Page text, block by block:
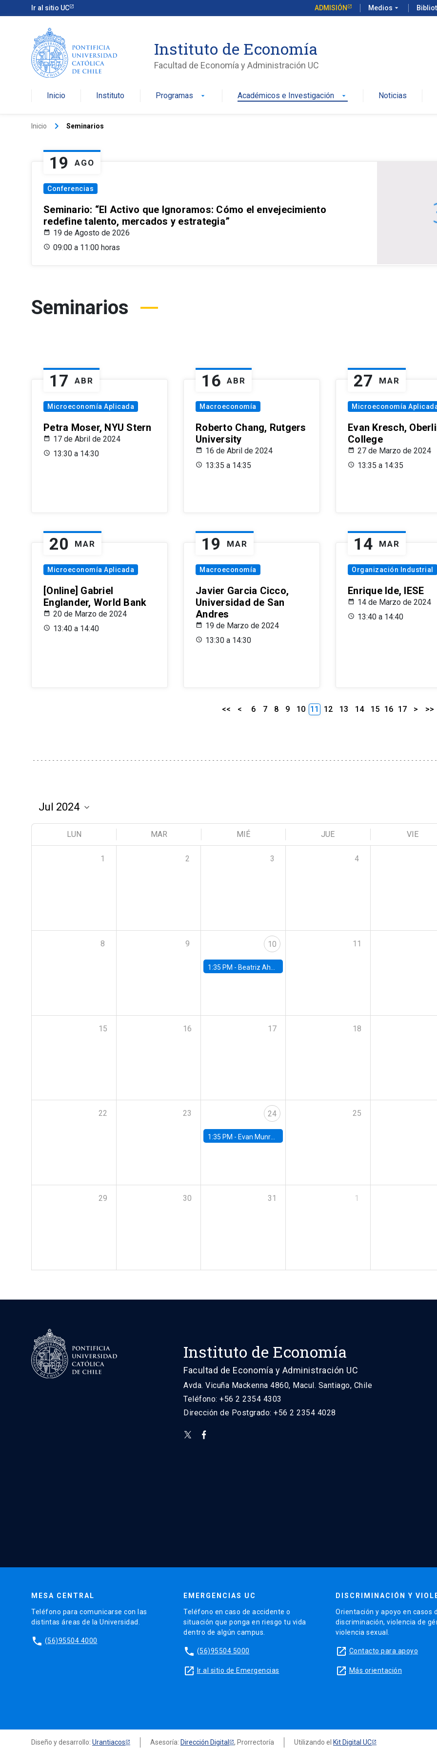
Ir al sitio UC ADMISIÓN Medios arrow_drop_down
Instituto de Economía
Facultad de Economía y Administración UC
Inicio Instituto Programas arrow_drop_down Académicos e Investigación arrow_drop_down Noticias
Inicio keyboard_arrow_right Seminarios
19 AGO
Conferencias
Seminario: “El Activo que Ignoramos: Cómo el envejecimiento
redefine talento, mercados y estrategia”
19 de Agosto de 2026
09:00 a 11:00 horas
Seminarios
17 ABR
Microeconomía Aplicada
Petra Moser, NYU Stern
17 de Abril de 2024
13:30 a 14:30
16 ABR
Macroeconomía
Roberto Chang, Rutgers
University
16 de Abril de 2024
13:35 a 14:35
27 MAR
Microeconomía
Evan Kresch,
College
27 de Marzo de 2024
13:35 a 14:35
20 MAR
Microeconomía Aplicada
[Online] Gabriel
Englander, World Bank
20 de Marzo de 2024
13:40 a 14:40
19 MAR
Macroeconomía
Javier Garcia Cicco,
Universidad de San
Andres
19 de Marzo de 2024
13:30 a 14:30
14 MAR
Organización Industrial
Enrique Ide, IESE
14 de Marzo de 2024
13:40 a 14:40
<< < 6 7 8 9 10 11 12 13 14 15 16 17 > >>
LUN MAR MIÉ JUE VIE
1 2 3 4
8 9 10
1:35 PM - Beatriz Ahumada, PhD candidate, Universidad de Pittsburgh
11
15 16 17 18
22 23 24
1:35 PM - Evan Munro, Neyman Visiting Assistant Professor in the Department of Statistics at UC Berkeley
25
29 30 31 1
Instituto de Economía
Facultad de Economía y Administración UC
Avda. Vicuña Mackenna 4860, Macul. Santiago, Chile
Teléfono: +56 2 2354 4303
Dirección de Postgrado: +56 2 2354 4028
MESA CENTRAL
Teléfono para comunicarse con las
distintas áreas de la Universidad.
phone (56)95504 4000
EMERGENCIAS UC
Teléfono en caso de accidente o
situación que ponga en riesgo tu vida
dentro de algún campus.
phone (56)95504 5000
launch Ir al sitio de Emergencias
DISCRIMINACIÓN Y
Orientación y apoyo en casos
discriminación, violencia de
violencia sexual.
launch Contacto para apoyo
launch Más orientación
Diseño y desarrollo: Urantiacos Asesoría: Dirección Digital , Prorrectoría Utilizando el Kit Digital UC